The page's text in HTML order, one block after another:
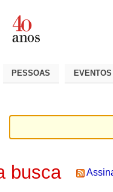
PESSOAS EVENTOS
busca